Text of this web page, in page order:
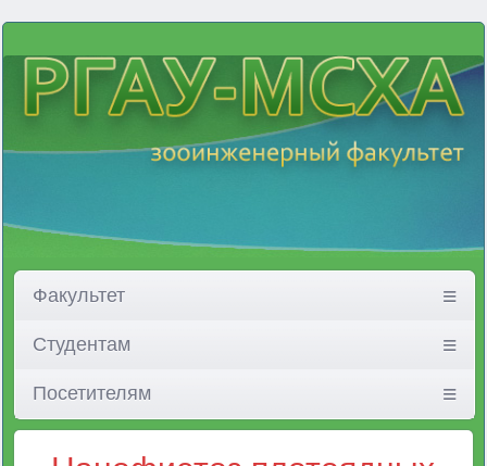
Факультет
Студентам
Посетителям